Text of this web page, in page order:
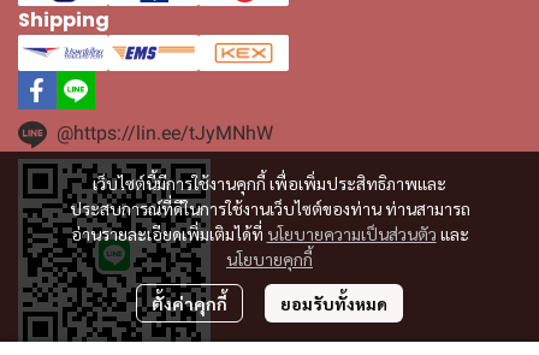
เว็บไซต์นี้มีการใช้งานคุกกี้ เพื่อเพิ่มประสิทธิภาพและ
ประสบการณ์ที่ดีในการใช้งานเว็บไซต์ของท่าน ท่านสามารถ
อ่านรายละเอียดเพิ่มเติมได้ที่ นโยบายความเป็นส่วนตัว และ
นโยบายคุกกี้
ตั้งค่าคุกกี้ ยอมรับทั้งหมด
Shipping
@https://lin.ee/tJyMNhW